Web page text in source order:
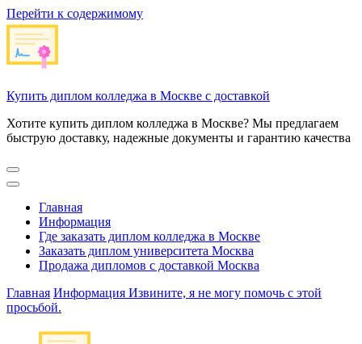
Перейти к содержимому
Купить диплом колледжа в Москве с доставкой
Хотите купить диплом колледжа в Москве? Мы предлагаем
быструю доставку, надежные документы и гарантию качества
Главная
Информация
Где заказать диплом колледжа в Москве
Заказать диплом университета Москва
Продажа дипломов с доставкой Москва
Главная Информация Извините, я не могу помочь с этой
просьбой.